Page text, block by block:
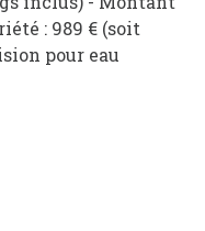
: 989 € (soit
pour eau